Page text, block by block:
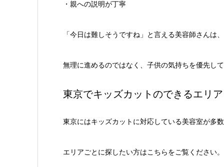
・親への説明が丁寧
「今日は難しそうですね」と言える美容師さんは
無理に進めるのではなく、子供の気持ちを優先し
東京でキッズカットのできるエリア
東京にはキッズカットに対応している美容室が多
エリアごとに探したい方はこちらをご覧ください。